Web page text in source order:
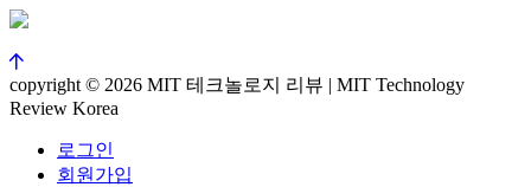
copyright © 2026 MIT 테크놀로지 리뷰 | MIT Technology
Review Korea
로그인
회원가입